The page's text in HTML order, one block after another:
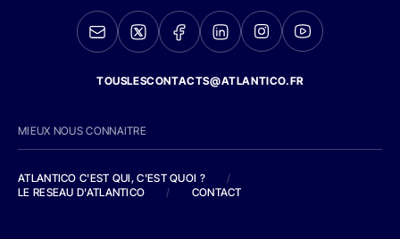
TOUSLESCONTACTS@ATLANTICO.FR
MIEUX NOUS CONNAITRE
ATLANTICO C'EST QUI, C'EST QUOI ?
/
LE RESEAU D'ATLANTICO
/ CONTACT